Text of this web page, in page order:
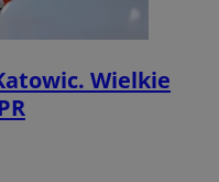
Wielkie